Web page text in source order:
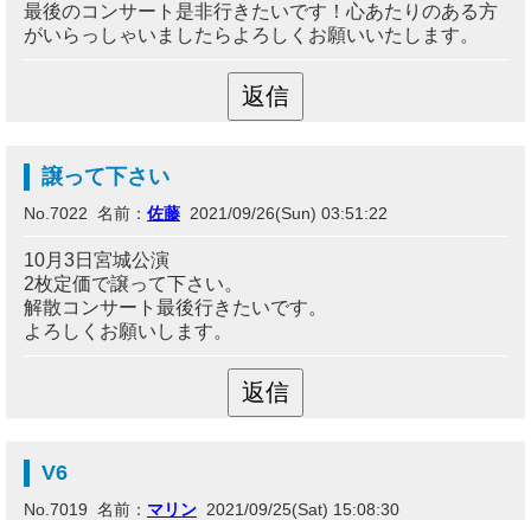
最後のコンサート是非行きたいです！心あたりのある方
がいらっしゃいましたらよろしくお願いいたします。
譲って下さい
No.7022 名前： 佐藤 2021/09/26(Sun) 03:51:22
10月3日宮城公演
2枚定価で譲って下さい。
解散コンサート最後行きたいです。
よろしくお願いします。
V6
No.7019 名前： マリン 2021/09/25(Sat) 15:08:30